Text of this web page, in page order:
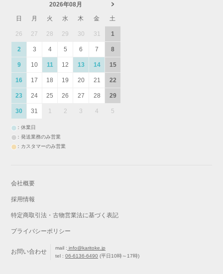
2026年08月
日
月 火 水 木 金 土
26 27 28 29 30 31 1
2 3 4 5 6 7 8
9 10 11 12 13 14 15
16 17 18 19 20 21 22
23 24 25 26 27 28 29
30 31 1 2 3 4 5
：休業日
：発送業務のみ営業
：カスタマーのみ営業
会社概要
採用情報
特定商取引法・古物営業法に基づく表記
プライバシーポリシー
お問い合わせ
mail : info@karitoke.jp
tel :06-6136-6490 (平日10時～17時)